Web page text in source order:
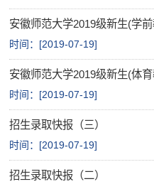
安徽师范大学2019级新生(学
时间：[2019-07-19]
安徽师范大学2019级新生(体
时间：[2019-07-19]
招生录取快报（三）
时间：[2019-07-19]
招生录取快报（二）